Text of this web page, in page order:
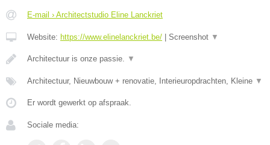
E-mail › Architectstudio Eline Lanckriet
Website: https://www.elinelanckriet.be/ Screenshot ▼
Architectuur is onze passie. ▼
Architectuur, Nieuwbouw + renovatie, Interieuropdrachten, Kleine ▼
Er wordt gewerkt op afspraak.
Sociale media: